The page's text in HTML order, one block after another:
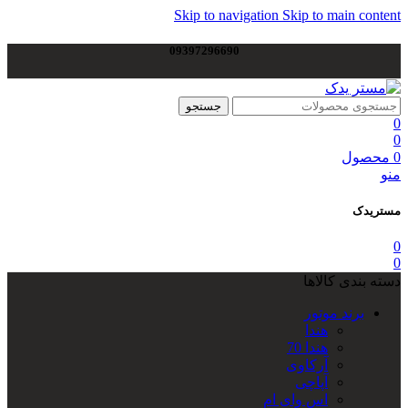
Skip to navigation Skip to main content
09397296690
جستجو
0
0
0 محصول
منو
مستریدک
0
0
دسته بندی کالاها
برند موتور
هندا
هندا 70
آرکاوی
آپاچی
اس وای ام